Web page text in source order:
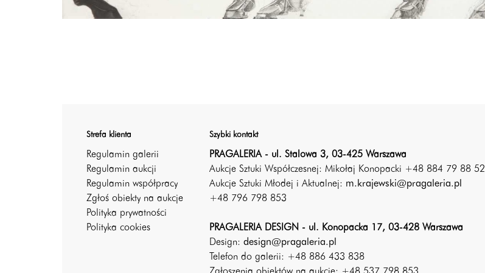
Strefa klienta
Regulamin galerii
Regulamin aukcji
Regulamin współpracy
Zgłoś obiekty na aukcje
Polityka prywatności
Polityka cookies
Szybki kontakt
PRAGALERIA - ul. Stalowa 3, 03-425 Warszawa
Aukcje Sztuki Współczesnej: Mikołaj Konopacki +48 884 79 88 52
Aukcje Sztuki Młodej i Aktualnej: m.krajewski@pragaleria.pl
+48 796 798 853
PRAGALERIA DESIGN - ul. Konopacka 17, 03-428 Warszawa
Design: design@pragaleria.pl
Telefon do galerii: +48 886 433 838